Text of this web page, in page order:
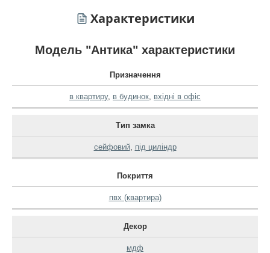
Характеристики
Модель "Антика" характеристики
Призначення
в квартиру, в будинок, вхідні в офіс
Тип замка
сейфовий, під циліндр
Покриття
пвх (квартира)
Декор
мдф